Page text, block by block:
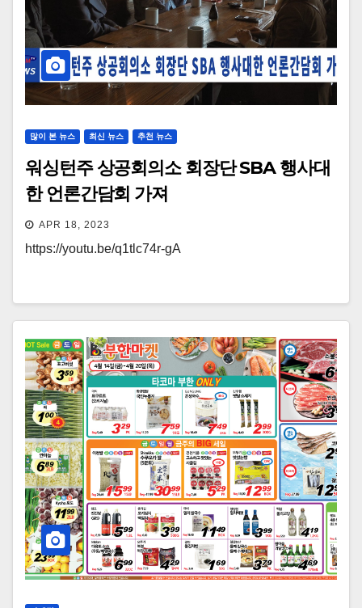
많이 본 뉴스 최신 뉴스 추천 뉴스
워싱턴주 상공회의소 회장단 SBA 행사대
한 언론간담회 가져
APR 18, 2023
https://youtu.be/q1tlc74r-gA